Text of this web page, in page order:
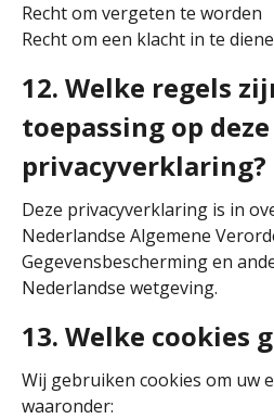
Recht om vergeten te worden
Recht om een klacht in te
12. Welke regels
toepassing op deze
privacyverklaring?
Deze privacyverklaring is in
Nederlandse Algemene
Gegevensbescherming en
Nederlandse wetgeving.
13. Welke cookies
Wij gebruiken cookies om uw
waaronder: